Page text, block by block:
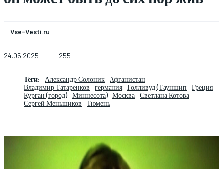
Vse-Vesti.ru
24.05.2025 255
Теги: Александр Солоник Афганистан
Владимир Татаренков
германия Голливуд (Тауншип
Греция
Курган (город) Миннесота) Москва Светлана Котова
Сергей Меньшиков
Тюмень